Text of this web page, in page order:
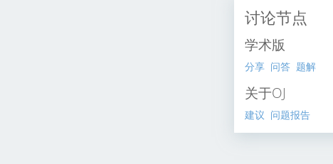
讨论节点
学术版
分享 问答 题解
关于OJ
建议 问题报告